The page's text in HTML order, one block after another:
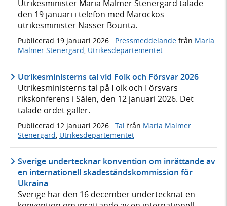
Utrikesminister Maria Malmer Stenergard talade
den 19 januari i telefon med Marockos
utrikesminister Nasser Bourita.
Publicerad 19 januari 2026 · Pressmeddelande från Maria
Malmer Stenergard, Utrikesdepartementet
Utrikesministerns tal vid Folk och Försvar 2026
Utrikesministerns tal på Folk och Försvars
rikskonferens i Sälen, den 12 januari 2026. Det
talade ordet gäller.
Publicerad 12 januari 2026 · Tal från Maria Malmer
Stenergard Utrikesdepartementet
Sverige undertecknar konvention om inrättande av
en internationell skadeståndskommission för
Ukraina
Sverige har den 16 december undertecknat en